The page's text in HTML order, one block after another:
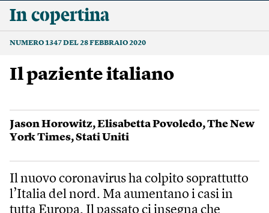
In copertina
NUMERO 1347 DEL 28 FEBBRAIO 2020
Il paziente italiano
Jason Horowitz,Elisabetta Povoledo,The New
York Times,Stati Uniti
Il nuovo coronavirus ha colpito soprattutto
l’Italia del nord. Ma aumentano i casi in
tutta Europa. Il passato ci insegna che